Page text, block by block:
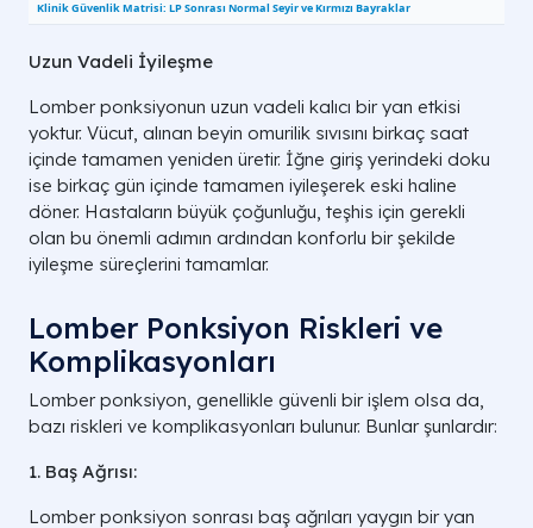
Uzun Vadeli İyileşme
Lomber ponksiyonun uzun vadeli kalıcı bir yan etkisi
yoktur. Vücut, alınan beyin omurilik sıvısını birkaç saat
içinde tamamen yeniden üretir. İğne giriş yerindeki doku
ise birkaç gün içinde tamamen iyileşerek eski haline
döner. Hastaların büyük çoğunluğu, teşhis için gerekli
olan bu önemli adımın ardından konforlu bir şekilde
iyileşme süreçlerini tamamlar.
Lomber Ponksiyon Riskleri ve
Komplikasyonları
Lomber ponksiyon, genellikle güvenli bir işlem olsa da,
bazı riskleri ve komplikasyonları bulunur. Bunlar şunlardır:
1. Baş Ağrısı:
Lomber ponksiyon sonrası baş ağrıları yaygın bir yan